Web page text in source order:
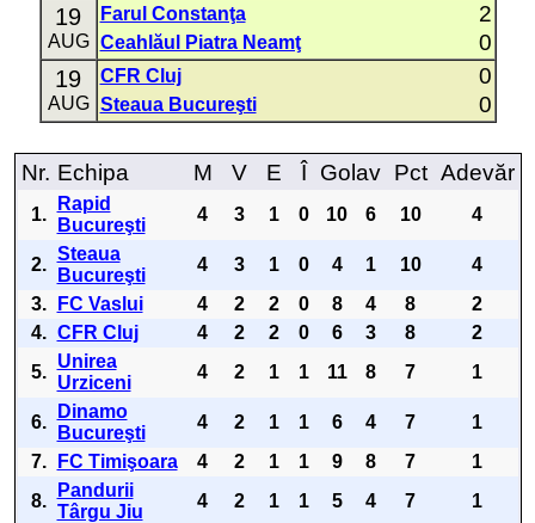
19
AUG
Farul Constanţa 2
Ceahlăul Piatra Neamţ 0
19
AUG
CFR Cluj 0
Steaua Bucureşti 0
Nr. Echipa M V E Î Golav Pct Adevăr
1.
Rapid
Bucureşti
4 3 1 0 10 6 10 4
2.
Steaua
Bucureşti
4 3 1 0 4 1 10
4
3.
FC Vaslui 4 2 2 0 8 4 8
2
4. CFR Cluj 4 2 2 0 6 3 8
2
5.
Unirea
Urziceni
4 2 1 1 11 8 7 1
6.
Dinamo
Bucureşti
4 2 1 1 6 4 7
1
7.
FC Timişoara 4 2 1 1 9 8 7
1
8.
Pandurii
Târgu Jiu
4 2 1 1 5 4 7 1